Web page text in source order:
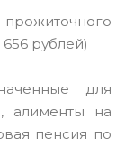
рублей)
для
алименты на
пенсия по